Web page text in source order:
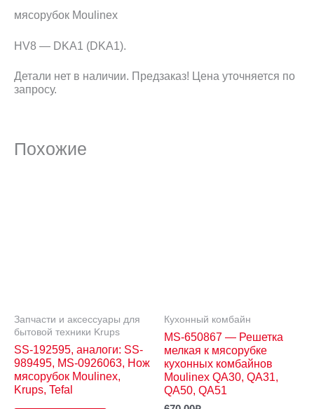
мясорубок Moulinex
HV8 — DKA1 (DKA1).
Детали нет в наличии. Предзаказ! Цена уточняется по
запросу.
Похожие
Запчасти и аксессуары для
бытовой техники Krups
SS-192595, аналоги: SS-
989495, MS-0926063, Нож
мясорубок Moulinex,
Krups, Tefal
Кухонный комбайн
MS-650867 — Решетка
мелкая к мясорубке
кухонных комбайнов
Moulinex QA30, QA31,
QA50, QA51